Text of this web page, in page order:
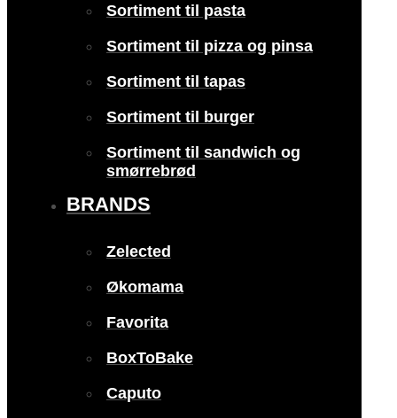
Sortiment til pasta
Sortiment til pizza og pinsa
Sortiment til tapas
Sortiment til burger
Sortiment til sandwich og
smørrebrød
BRANDS
Zelected
Økomama
Favorita
BoxToBake
Caputo